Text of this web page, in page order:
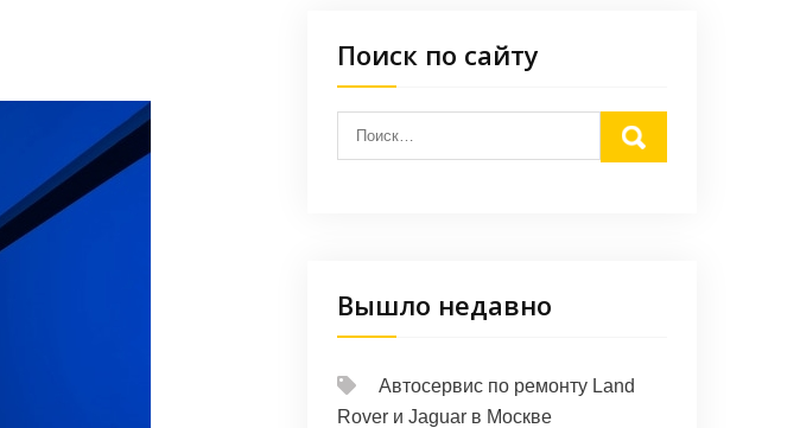
Поиск по сайту
Вышло недавно
Автосервис по ремонту Land
Rover и Jaguar в Москве